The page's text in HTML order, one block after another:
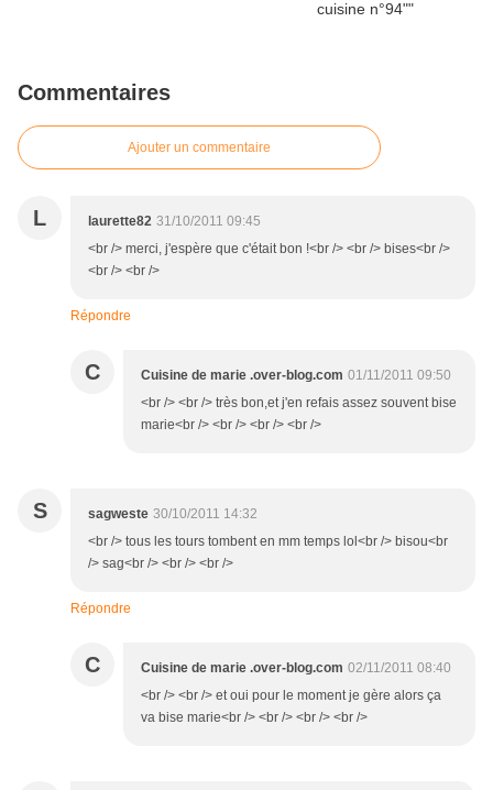
Commentaires
Ajouter un commentaire
L laurette82 31/10/2011 09:45
<br /> merci, j'espère que c'était bon !<br /> <br /> bises<br />
<br /> <br />
Répondre
C Cuisine de marie .over-blog.com 01/11/2011 09:50
<br /> <br /> très bon,et j'en refais assez souvent bise
marie<br /> <br /> <br /> <br />
S sagweste 30/10/2011 14:32
<br /> tous les tours tombent en mm temps lol<br /> bisou<br
/> sag<br /> <br /> <br />
Répondre
C Cuisine de marie .over-blog.com 02/11/2011 08:40
<br /> <br /> et oui pour le moment je gère alors ça
va bise marie<br /> <br /> <br /> <br />